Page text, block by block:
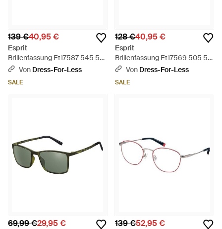
139 €40,95 €
Esprit
Brillenfassung Et17587 545 52
- Schwarz
Von Dress-For-Less
SALE
128 €40,95 €
Esprit
Brillenfassung Et17569 505 50
- Schwarz
Von Dress-For-Less
SALE
69,99 €29,95 € 139 €52,95 €